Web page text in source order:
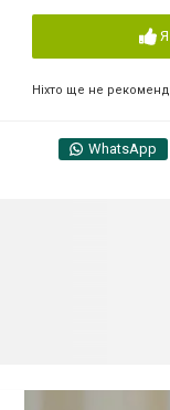
Ніхто ще не
WhatsApp